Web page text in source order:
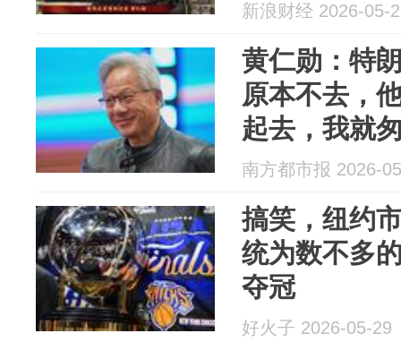
新浪财经 2026-05-
黄仁勋：特
原本不去，
起去，我就
南方都市报 2026-
搞笑，纽约
统为数不多
夺冠
好火子 2026-05-29